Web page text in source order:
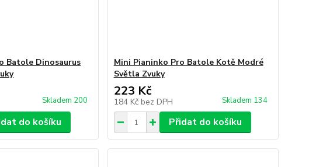
Batole Dinosaurus
Skladem 200
do košíku
Mini Pianinko Pro Batole Kotě Modré
Světla Zvuky
223 Kč
184 Kč bez DPH Skladem 134
Přidat do košíku